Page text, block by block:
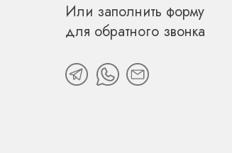
Или заполнить форму
для обратного звонка